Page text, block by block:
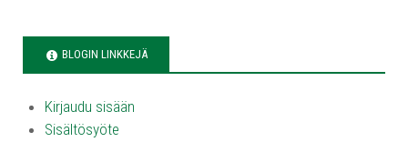
BLOGIN LINKKEJÄ
Kirjaudu sisään
Sisältösyöte